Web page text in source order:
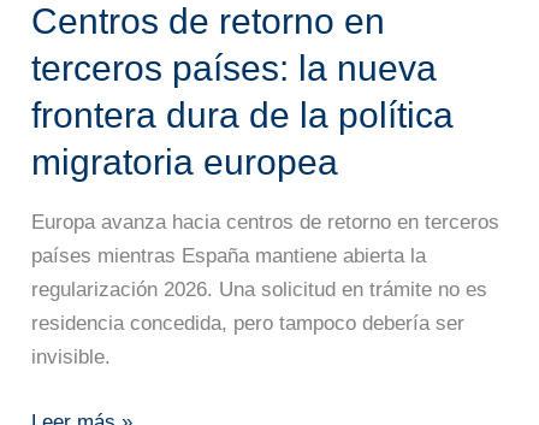
Centros de retorno en
terceros países: la nueva
frontera dura de la política
migratoria europea
Europa avanza hacia centros de retorno en terceros
países mientras España mantiene abierta la
regularización 2026. Una solicitud en trámite no es
residencia concedida, pero tampoco debería ser
invisible.
dura
de
la
migratoria